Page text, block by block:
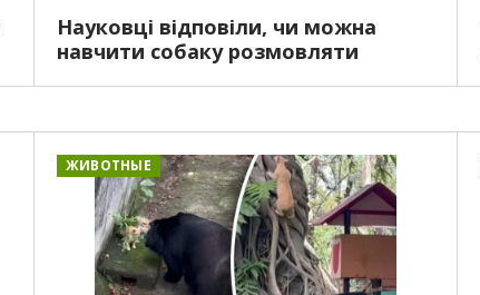
Науковці відповіли, чи можна
навчити собаку розмовляти
ЖИВОТНЫЕ